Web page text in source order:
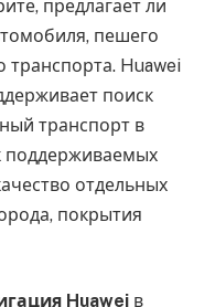
предлагает ли
пешего
Huawei
поиск
транспорт в
поддерживаемых
отдельных
покрытия
Huawei в